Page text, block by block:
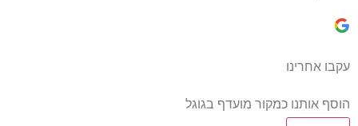
עקבו אחרינו
הוסף אותנו כמקור מועדף בגוגל